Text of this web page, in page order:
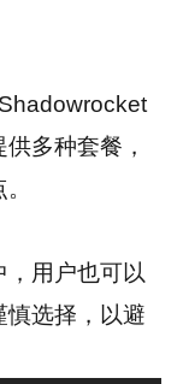
多种套餐，
，用户也可以
慎选择，以避